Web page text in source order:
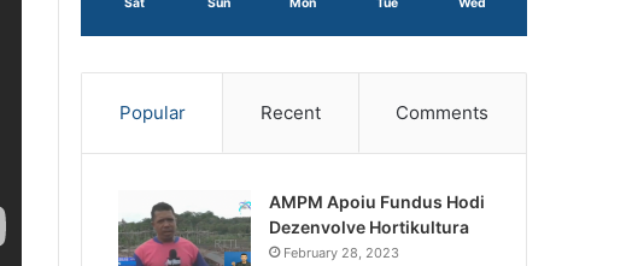
Sat Sun Mon Tue Wed
Popular Recent Comments
AMPM Apoiu Fundus Hodi
Dezenvolve Hortikultura
February 28, 2023